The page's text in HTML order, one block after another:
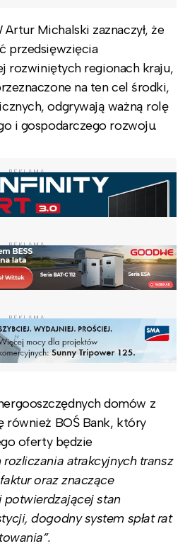
Michalski zaznaczył, że
przedsięwzięcia
rozwiniętych regionach kraju,
na ten cel środki,
odgrywają ważną rolę
i gospodarczego rozwoju.
REKLAMA
REKLAMA
REKLAMA
domów z
również BOŚ Bank, który
oferty będzie
atrakcyjnych transz
oraz znaczące
stan
dogodny system spłat rat